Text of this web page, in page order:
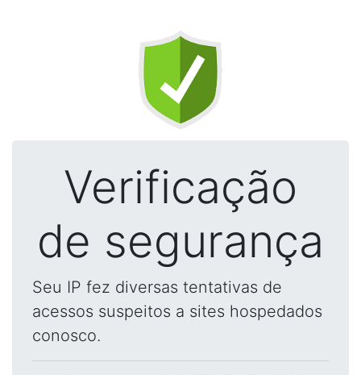
Verificação
de segurança
Seu IP fez diversas tentativas de
acessos suspeitos a sites hospedados
conosco.